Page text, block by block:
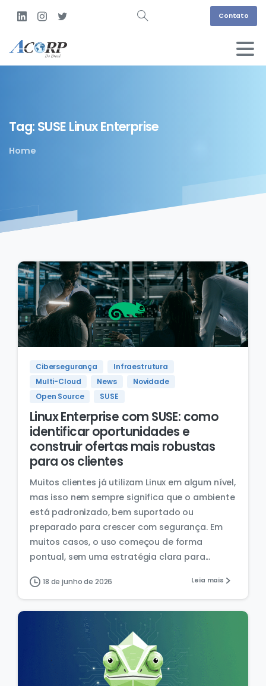
Contato
Tag: SUSE LinuxEnterprise
Home
Cibersegurança
Infraestrutura
Multi-Cloud
News
Novidade
Open Source
SUSE
Linux Enterprise com SUSE: como
identificar oportunidades e
construir ofertas mais robustas
para os clientes
Muitos clientes já utilizam Linux em algum nível,
mas isso nem sempre significa que o ambiente
está padronizado, bem suportado ou
preparado para crescer com segurança. Em
muitos casos, o uso começou de forma
pontual, sem uma estratégia clara para...
18 de junho de 2026 Leia mais